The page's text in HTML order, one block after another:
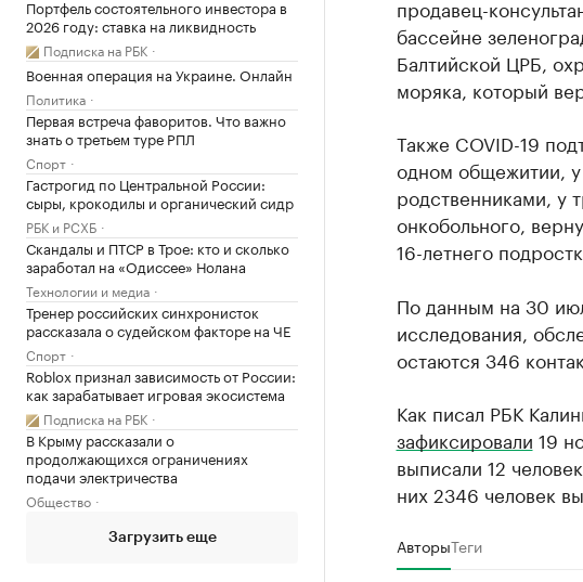
Портфель состоятельного инвестора в
2026 году: ставка на ликвидность
Подписка на РБК
Военная операция на Украине. Онлайн
Политика
Первая встреча фаворитов. Что важно
знать о третьем туре РПЛ
Спорт
Гастрогид по Центральной России:
сыры, крокодилы и органический сидр
РБК и РСХБ
Скандалы и ПТСР в Трое: кто и сколько
заработал на «Одиссее» Нолана
Технологии и медиа
Тренер российских синхронисток
рассказала о судейском факторе на ЧЕ
Спорт
Roblox признал зависимость от России:
как зарабатывает игровая экосистема
Подписка на РБК
В Крыму рассказали о
продолжающихся ограничениях
подачи электричества
Общество
Загрузить еще
продавец-
бассейне
Балтийской ЦРБ,
моряка, который
Также COVID-19
одном общежитии, у
родственниками, у
онкобольного,
16-летнего
По данным на 30
исследования,
остаются 346
Как писал РБК
зафиксировали 19
выписали 12
них 2346 человек
АвторыТеги